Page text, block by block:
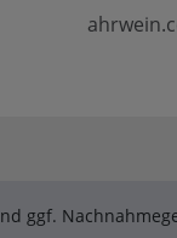
ggf.